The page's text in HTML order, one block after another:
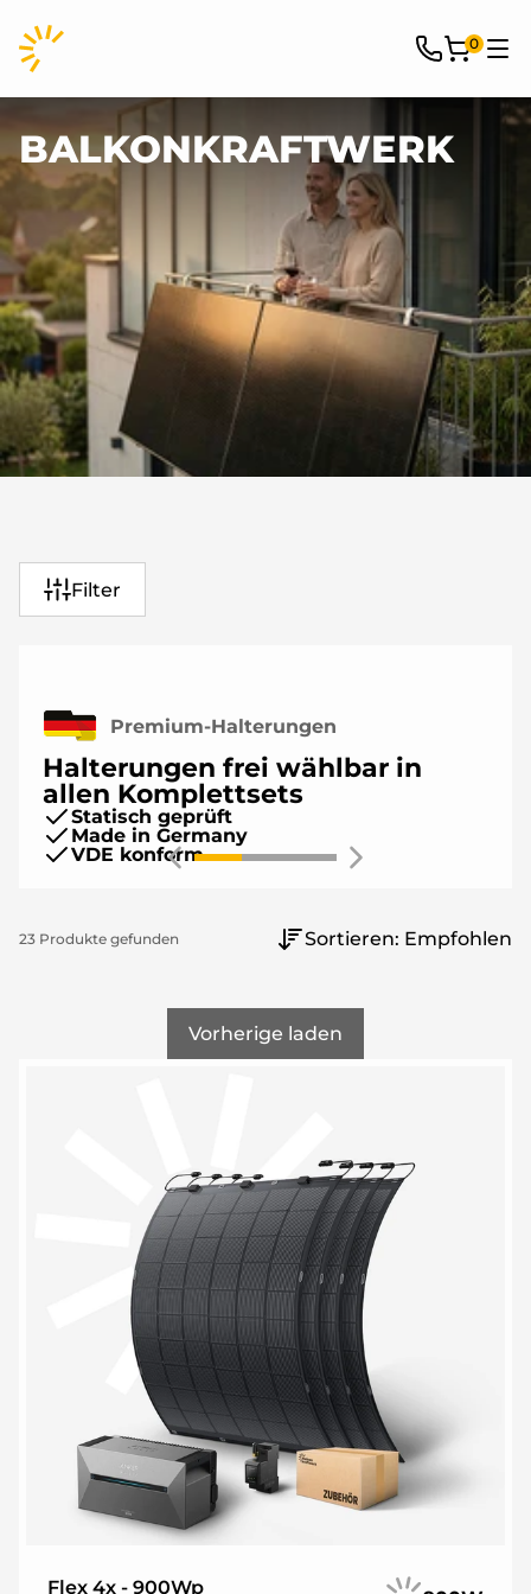
0
BALKONKRAFTWERK
Filter
Premium-Halterungen
Halterungen frei wählbar in
allen Komplettsets
Statisch geprüft
Made in Germany
VDE konform
FLACHDACH
23 Produkte gefunden Sortieren: Empfohlen
Vorherige laden
Flex 4x - 900Wp